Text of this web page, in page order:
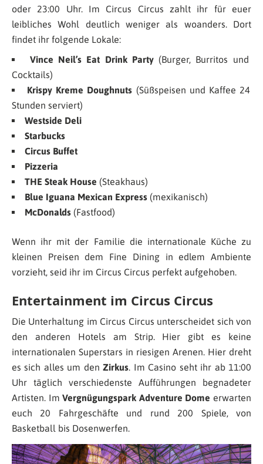
oder 23:00 Uhr. Im Circus Circus zahlt ihr für euer
leibliches Wohl deutlich weniger als woanders. Dort
findet ihr folgende Lokale:
Vince Neil’s Eat Drink Party (Burger, Burritos und
Cocktails)
Krispy Kreme Doughnuts (Süßspeisen und Kaffee 24
Stunden serviert)
Westside Deli
Starbucks
Circus Buffet
Pizzeria
THE Steak House (Steakhaus)
Blue Iguana Mexican Express (mexikanisch)
McDonalds (Fastfood)
Wenn ihr mit der Familie die internationale Küche zu
kleinen Preisen dem Fine Dining in edlem Ambiente
vorzieht, seid ihr im Circus Circus perfekt aufgehoben.
Entertainment im Circus Circus
Die Unterhaltung im Circus Circus unterscheidet sich von
den anderen Hotels am Strip. Hier gibt es keine
internationalen Superstars in riesigen Arenen. Hier dreht
es sich alles um denZirkus. Im Casino seht ihr ab 11:00
Uhr täglich verschiedenste Aufführungen begnadeter
Artisten. ImVergnügungspark Adventure Dome erwarten
euch 20 Fahrgeschäfte und rund 200 Spiele, von
Basketball bis Dosenwerfen.